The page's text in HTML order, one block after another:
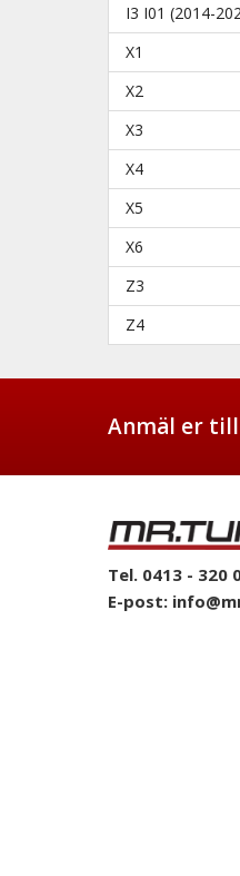
I3 I01 (2014-
X1
X2
X3
X4
X5
X6
Z3
Z4
Anmäl er
Tel. 0413 - 320
E-post: